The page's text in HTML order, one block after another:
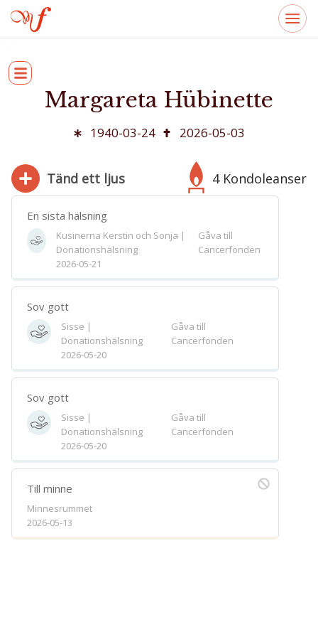
Margareta Hübinette
1940-03-24 2026-05-03
Tänd ett ljus 4 Kondoleanser
280
Jag har läst och accepterar villkoren
Spara
Välj bakgrund
En sista hälsning
Kusinerna Kerstin och Sonja |
Donationshälsning
2026-05-21
Gåva till
Cancerfonden
Sov gott
Sisse |
Donationshälsning
2026-05-20
Gåva till
Cancerfonden
Sov gott
Sisse |
Donationshälsning
2026-05-20
Gåva till
Cancerfonden
Till minne
Minnesrummet
2026-05-13